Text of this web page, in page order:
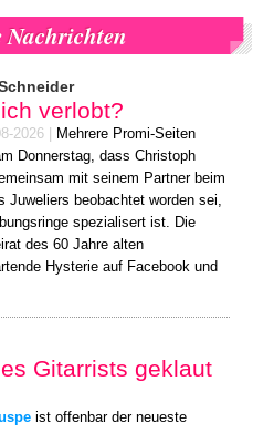
verlobt?
2026
Mehrere Promi-Seiten
Donnerstag, dass Christoph
mit seinem Partner beim
Juweliers beobachtet worden sei,
spezialisert ist. Die
des 60 Jahre alten
Hysterie auf Facebook und
Gitarrists geklaut
ist offenbar der neueste